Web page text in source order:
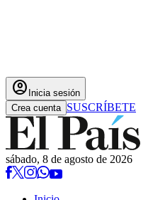
account_circle Inicia sesión
Crea cuenta SUSCRÍBETE
sábado, 8 de agosto de 2026